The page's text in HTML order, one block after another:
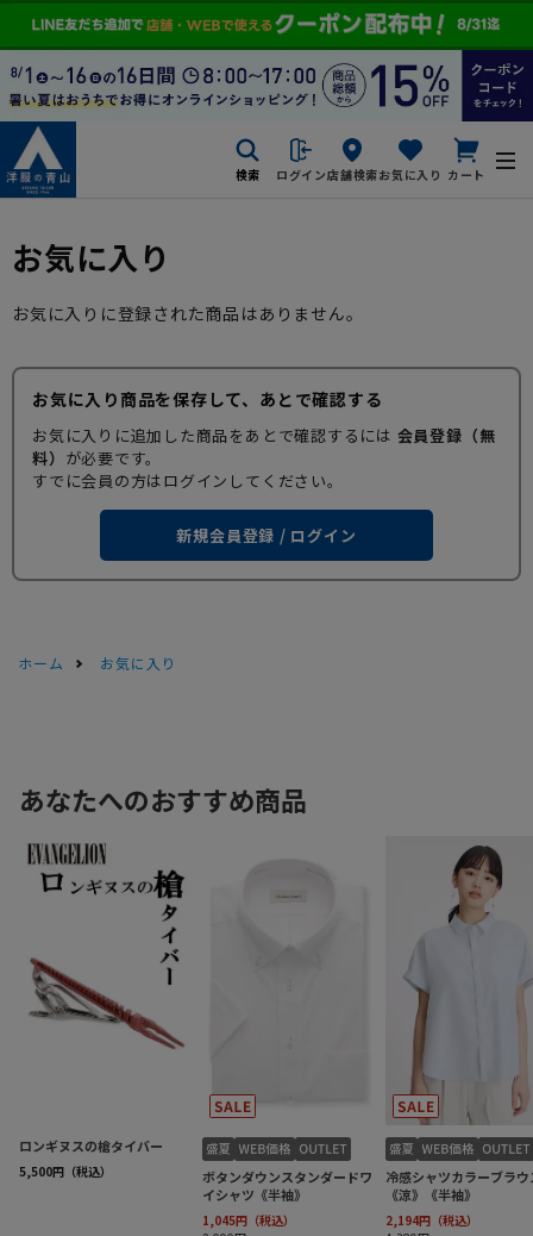
検索 ログイン店舗検索お気に入り カート
お気に入り
お気に入りに登録された商品はありません。
お気に入り商品を保存して、あとで確認する
お気に入りに追加した商品をあとで確認するには 会員登録（無
料） が必要です。
すでに会員の方はログインしてください。
新規会員登録 / ログイン
ホーム お気に入り